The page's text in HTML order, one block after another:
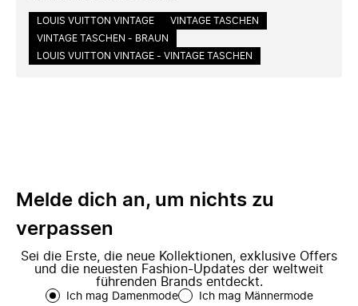
LOUIS VUITTON VINTAGE
VINTAGE TASCHEN
VINTAGE TASCHEN - BRAUN
LOUIS VUITTON VINTAGE - VINTAGE TASCHEN
Melde dich an, um nichts zu
verpassen
Sei die Erste, die neue Kollektionen, exklusive Offers
und die neuesten Fashion-Updates der weltweit
führenden Brands entdeckt.
Ich mag Damenmode Ich mag Männermode